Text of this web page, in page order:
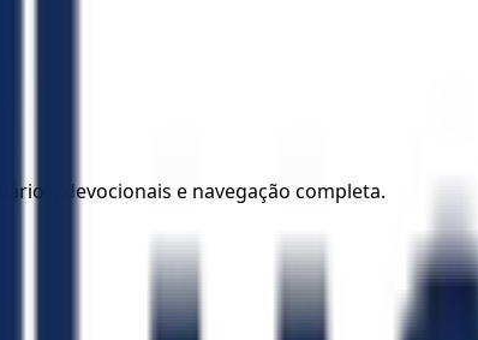
devocionais e navegação completa.